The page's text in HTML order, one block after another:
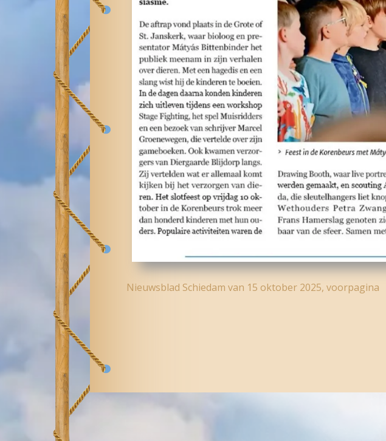
Nieuwsblad Schiedam van 15 oktober 2025, voorpagina